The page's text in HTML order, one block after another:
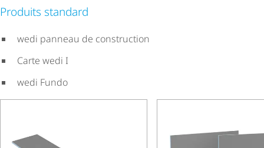
Produits standard
wedi panneau de construction
Carte wedi I
wedi Fundo